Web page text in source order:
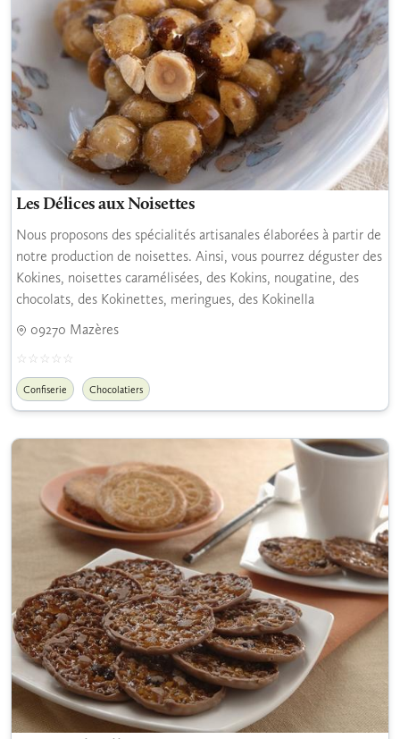
Les Délices aux Noisettes
Nous proposons des spécialités artisanales élaborées à partir de
notre production de noisettes. Ainsi, vous pourrez déguster des
Kokines, noisettes caramélisées, des Kokins, nougatine, des
chocolats, des Kokinettes, meringues, des Kokinella
09270 Mazères
Confiserie Chocolatiers